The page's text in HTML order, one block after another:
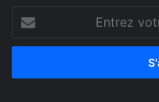
votre
adresse